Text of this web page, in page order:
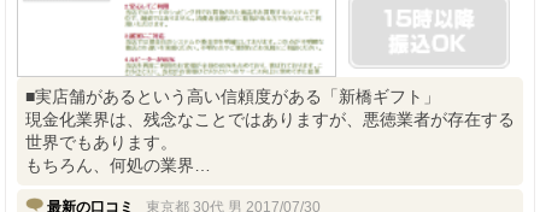
■実店舗があるという高い信頼度がある「新橋ギフト」
現金化業界は、残念なことではありますが、悪徳業者が存在する
世界でもあります。
もちろん、何処の業界…
最新の口コミ 東京都 30代 男 2017/07/30